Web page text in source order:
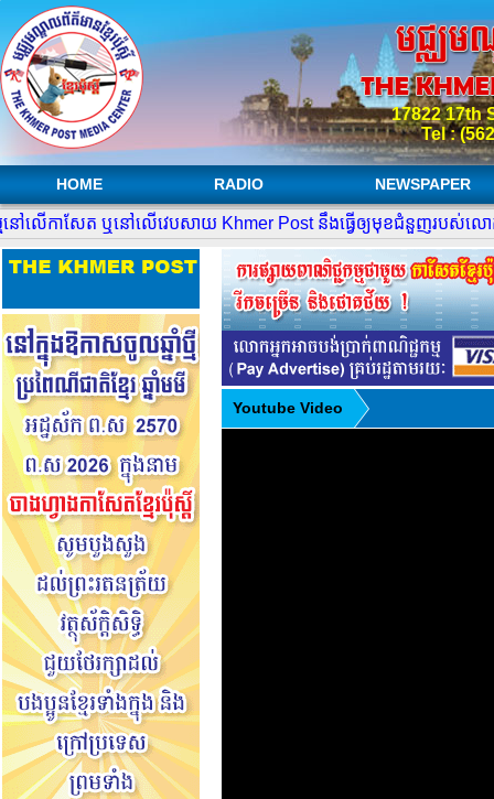
17822 17th
Tel :
HOME RADIO NEWSPAPER
នៅលើកាសែត ឬនៅលើវេបសាយ Khmer Post នឹងធ្វើឲ្យមុខជំនួញរបស់លោ
Youtube Video